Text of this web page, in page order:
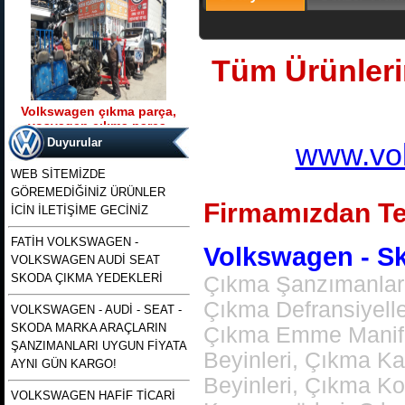
Volkswagen çıkma parça,
vosvagen çıkma parça,
wosvagen çıkma parça,
woswagen çıkma parça, vw
çıkma p
Ürün Kodu : t5 kasa transporter 2500 tdı
130 beygirlik çıkma motor
t5 kasa transporter 2500 tdı
130 beygirlik çıkma motor
2000 2001 2002 modellere uyumlu
çıkma merkezi kilit pompası , polo
merkezi kilit motoru, polo classıc ve
heşbekler icin merkezi kilit kontrol
pompası
Duyurular
WEB SİTEMİZDE
GÖREMEDİĞİNİZ ÜRÜNLER
İCİN İLETİŞİME GECİNİZ
FATİH VOLKSWAGEN -
VOLKSWAGEN AUDİ SEAT
SKODA ÇIKMA YEDEKLERİ
VOLKSWAGEN - AUDİ - SEAT -
SKODA MARKA ARAÇLARIN
ŞANZIMANLARI UYGUN FİYATA
AYNI GÜN KARGO!
VOLKSWAGEN HAFİF TİCARİ
Tüm
Firmamızdan
Volkswagen -
Çıkma
Çıkma
Çıkma Emme
Beyinleri, Çıkma
Beyinleri, Çıkma